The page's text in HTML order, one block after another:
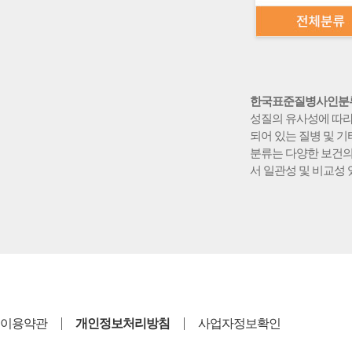
한국표준질병사인분
성질의 유사성에 따
되어 있는 질병 및
분류는 다양한 보건
서 일관성 및 비교성
이용약관 개인정보처리방침 사업자정보확인